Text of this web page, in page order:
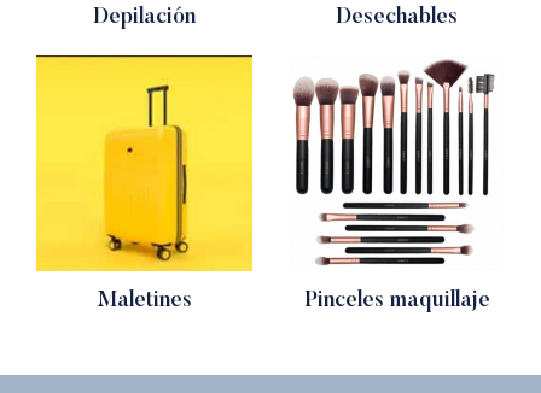
Depilación Desechables
Maletines Pinceles maquillaje